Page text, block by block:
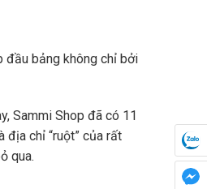
đầu bảng không chỉ bởi
Sammi Shop đã có 11
địa chỉ “ruột” của rất
qua.